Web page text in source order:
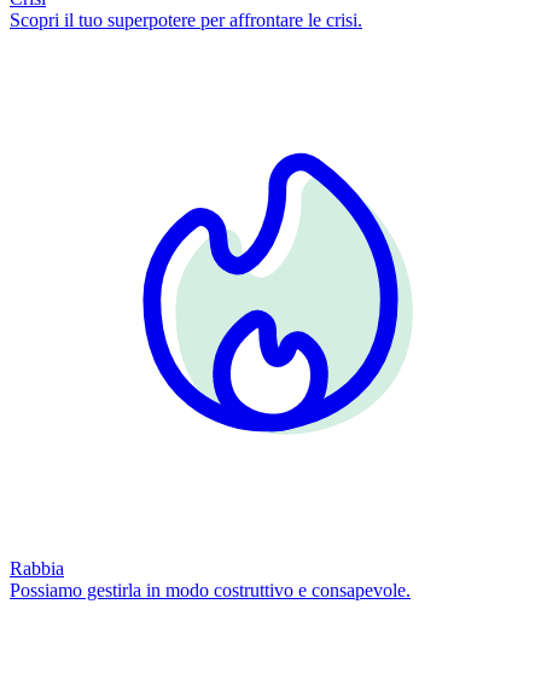
Scopri il tuo superpotere per affrontare le crisi.
Rabbia
Possiamo gestirla in modo costruttivo e consapevole.